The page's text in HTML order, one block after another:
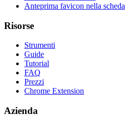
Anteprima favicon nella scheda
Risorse
Strumenti
Guide
Tutorial
FAQ
Prezzi
Chrome Extension
Azienda